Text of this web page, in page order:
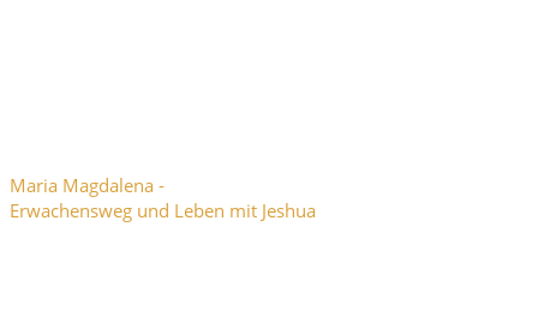
Maria Magdalena -
Erwachensweg und Leben mit Jeshua